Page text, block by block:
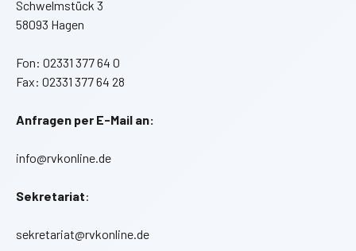
Schwelmstück 3
58093 Hagen
Fon: 02331 377 64 0
Fax: 02331 377 64 28
Anfragen per E-Mail an:
info@rvkonline.de
Sekretariat:
sekretariat@rvkonline.de